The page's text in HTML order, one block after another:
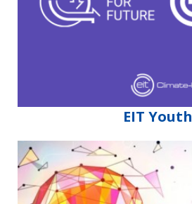
EIT Youth